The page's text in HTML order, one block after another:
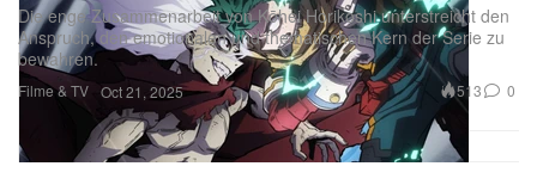
Filme & TV
Die enge Zusammenarbeit von Kōhei Horikoshi unterstreicht den
Anspruch, den emotionalen und thematischen Kern der Serie zu
bewahren.
Oct 21, 2025 513 0